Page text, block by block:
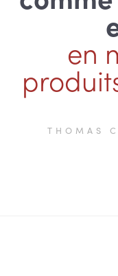
en
THOMAS